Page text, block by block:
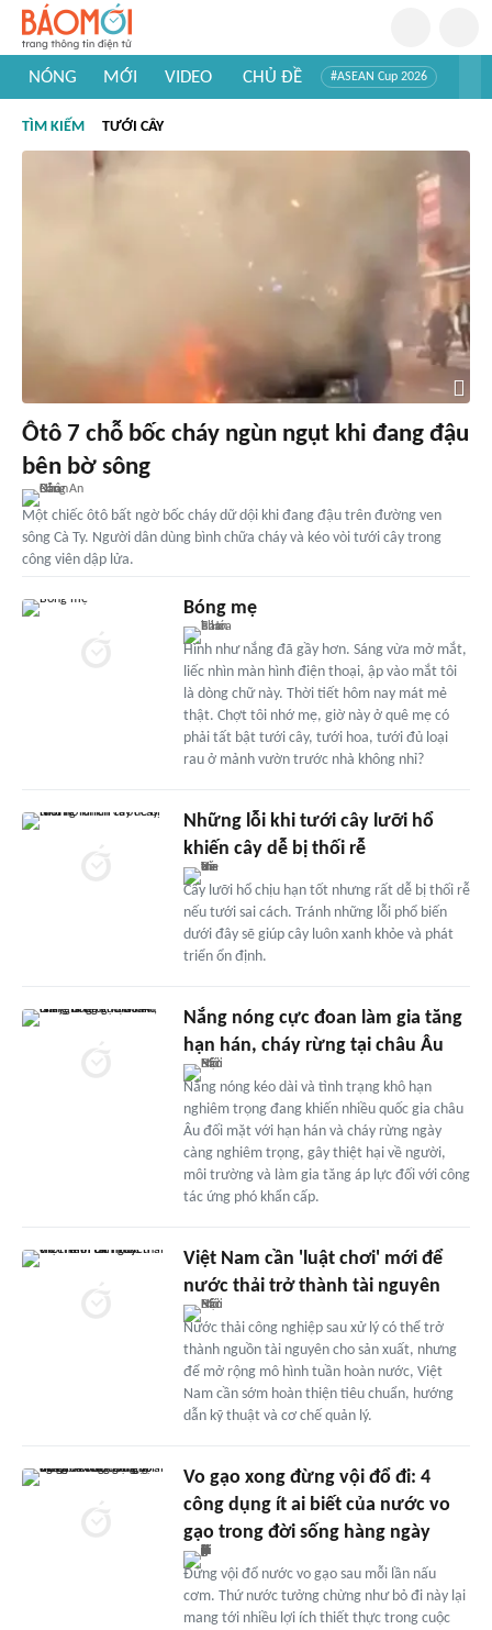
NÓNG MỚI VIDEO CHỦ ĐỀ #ASEAN Cup 2026
#Khám phá Việt Nam
TÌM KIẾM TƯỚI CÂY
Ôtô 7 chỗ bốc cháy ngùn ngụt khi đang đậu
bên bờ sông
Một chiếc ôtô bất ngờ bốc cháy dữ dội khi đang đậu trên đường ven
sông Cà Ty. Người dân dùng bình chữa cháy và kéo vòi tưới cây trong
công viên dập lửa.
Bóng mẹ
Hình như nắng đã gầy hơn. Sáng vừa mở mắt,
liếc nhìn màn hình điện thoại, ập vào mắt tôi
là dòng chữ này. Thời tiết hôm nay mát mẻ
thật. Chợt tôi nhớ mẹ, giờ này ở quê mẹ có
phải tất bật tưới cây, tưới hoa, tưới đủ loại
rau ở mảnh vườn trước nhà không nhỉ?
Những lỗi khi tưới cây lưỡi hổ
khiến cây dễ bị thối rễ
Cây lưỡi hổ chịu hạn tốt nhưng rất dễ bị thối rễ
nếu tưới sai cách. Tránh những lỗi phổ biến
dưới đây sẽ giúp cây luôn xanh khỏe và phát
triển ổn định.
Nắng nóng cực đoan làm gia tăng
hạn hán, cháy rừng tại châu Âu
Nắng nóng kéo dài và tình trạng khô hạn
nghiêm trọng đang khiến nhiều quốc gia châu
Âu đối mặt với hạn hán và cháy rừng ngày
càng nghiêm trọng, gây thiệt hại về người,
môi trường và làm gia tăng áp lực đối với công
tác ứng phó khẩn cấp.
Việt Nam cần 'luật chơi' mới để
nước thải trở thành tài nguyên
Nước thải công nghiệp sau xử lý có thể trở
thành nguồn tài nguyên cho sản xuất, nhưng
để mở rộng mô hình tuần hoàn nước, Việt
Nam cần sớm hoàn thiện tiêu chuẩn, hướng
dẫn kỹ thuật và cơ chế quản lý.
Vo gạo xong đừng vội đổ đi: 4
công dụng ít ai biết của nước vo
gạo trong đời sống hàng ngày
Đừng vội đổ nước vo gạo sau mỗi lần nấu
cơm. Thứ nước tưởng chừng như bỏ đi này lại
mang tới nhiều lợi ích thiết thực trong cuộc